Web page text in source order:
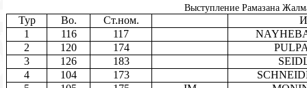
Выступление Рамазана
Тур Bo. Ст.ном.
1
116 117
2
120 174
3
126 183
4
104 173